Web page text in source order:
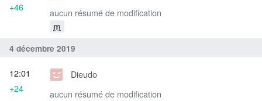
aucun résumé de modification
m
+46
4 décembre 2019
Dieudo
aucun résumé de modification
12:01
+24